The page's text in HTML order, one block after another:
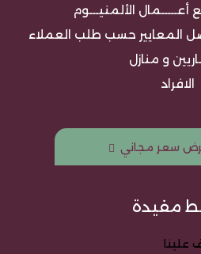
أعـــــمال الألمنيـــوم
المعايير حسب طلب العملاء
و منازل
الافراد
سعر مجاني
مفيدة
علينا